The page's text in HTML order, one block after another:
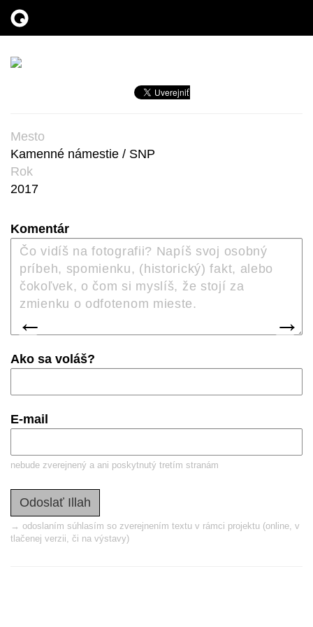
←
predchádzajúca →
Mesto
Kamenné námestie / SNP
Rok
2017
Komentár
Ako sa voláš?
E-mail
nebude zverejnený a ani poskytnutý tretím stranám
→ odoslaním súhlasím so zverejnením textu v rámci projektu (online, v
tlačenej verzii, či na výstavy)